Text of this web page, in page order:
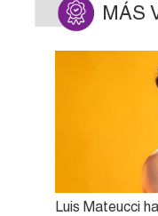
MÁS
Luis Mateucci